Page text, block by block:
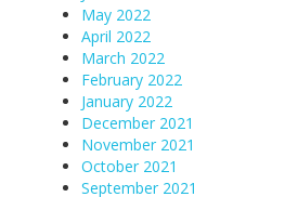
May 2022
April 2022
March 2022
February 2022
January 2022
December 2021
November 2021
October 2021
September 2021